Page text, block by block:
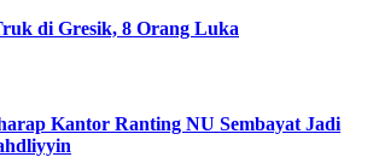
di Gresik, 8 Orang Luka
Kantor Ranting NU Sembayat Jadi